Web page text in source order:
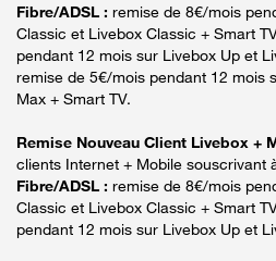
Fibre/ADSL : remise de 8€/mois
Classic et Livebox Classic + Smart
pendant 12 mois sur Livebox Up et
remise de 5€/mois pendant 12 mois
Max + Smart TV.
Remise Nouveau Client Livebox +
clients Internet + Mobile souscrivant
Fibre/ADSL : remise de 8€/mois
Classic et Livebox Classic + Smart
pendant 12 mois sur Livebox Up et